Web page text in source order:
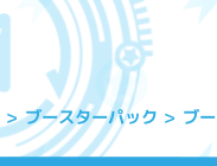
ブースターパック ブ